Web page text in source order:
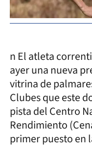
n El atleta
ayer una nueva
vitrina de
Clubes que este
pista del Centro
Rendimiento
primer puesto en